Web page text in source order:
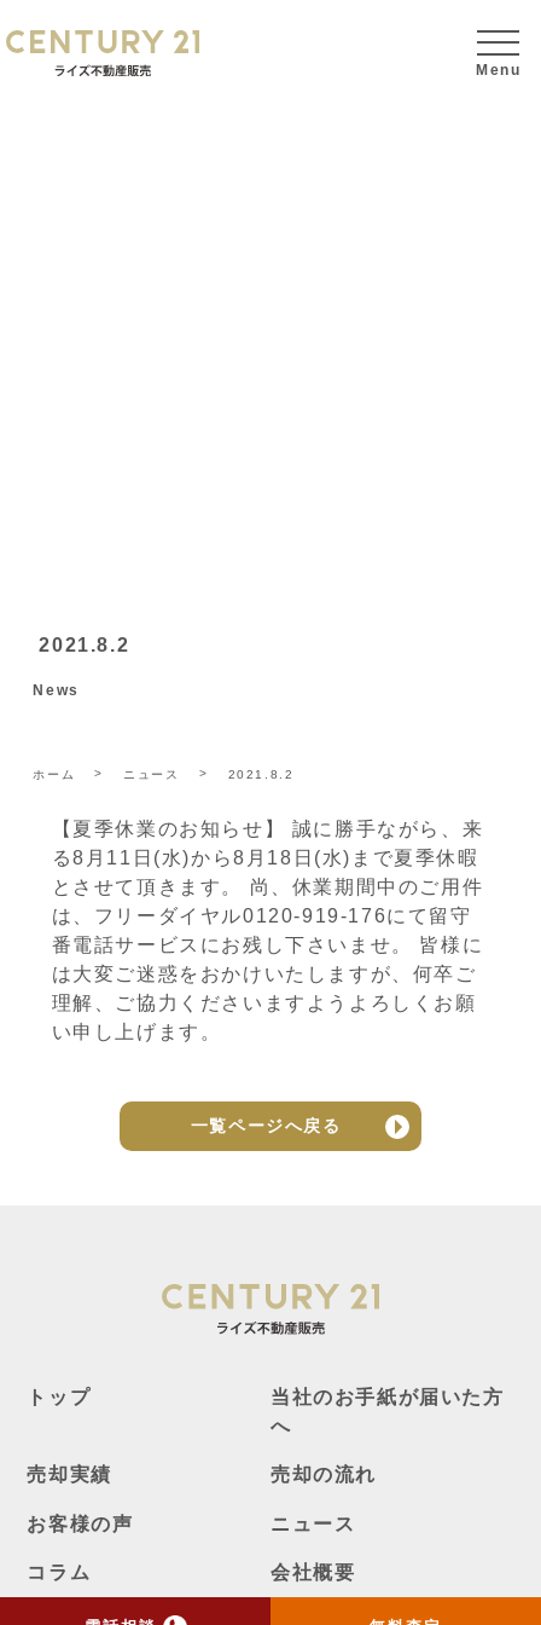
2021.8.2
News
ホーム ニュース 2021.8.2
【夏季休業のお知らせ】 誠に勝手ながら、来
る8月11日(水)から8月18日(水)まで夏季休暇
とさせて頂きます。 尚、休業期間中のご用件
は、フリーダイヤル0120-919-176にて留守
番電話サービスにお残し下さいませ。 皆様に
は大変ご迷惑をおかけいたしますが、何卒ご
理解、ご協力くださいますようよろしくお願
い申し上げます。
一覧ページへ戻る
トップ
当社のお手紙が届いた方
へ
売却実績 売却の流れ
お客様の声 ニュース
コラム 会社概要
物件購入はこちら よくある質問